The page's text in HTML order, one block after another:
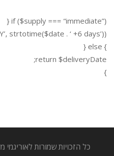
if ($supply === “immediate”) {
strtotime($date . ‘ +6 days’));
} else {
return $deliveryDate;
}
כל הזכויות שמורות לאוריגמי